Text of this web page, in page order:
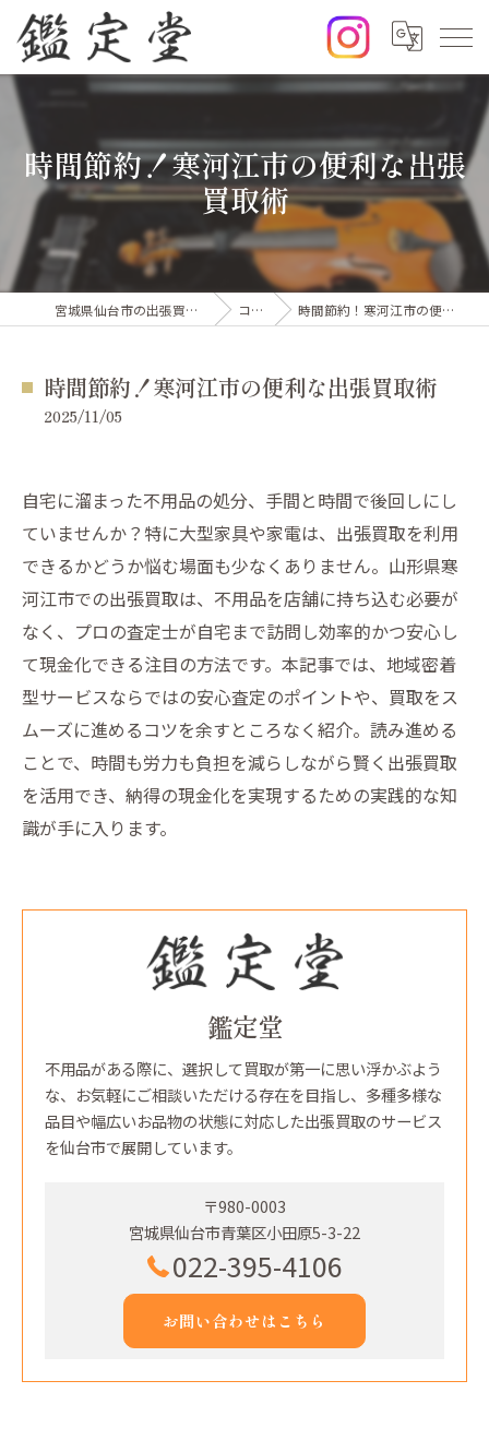
時間節約！寒河江市の便利な出張
買取術
宮城県仙台市の出張買取なら鑑定堂 コラム 時間節約！寒河江市の便利な出張買取術
時間節約！寒河江市の便利な出張買取術
2025/11/05
自宅に溜まった不用品の処分、手間と時間で後回しにし
ていませんか？特に大型家具や家電は、出張買取を利用
できるかどうか悩む場面も少なくありません。山形県寒
河江市での出張買取は、不用品を店舗に持ち込む必要が
なく、プロの査定士が自宅まで訪問し効率的かつ安心し
て現金化できる注目の方法です。本記事では、地域密着
型サービスならではの安心査定のポイントや、買取をス
ムーズに進めるコツを余すところなく紹介。読み進める
ことで、時間も労力も負担を減らしながら賢く出張買取
を活用でき、納得の現金化を実現するための実践的な知
識が手に入ります。
鑑定堂
不用品がある際に、選択して買取が第一に思い浮かぶよう
な、お気軽にご相談いただける存在を目指し、多種多様な
品目や幅広いお品物の状態に対応した出張買取のサービス
を仙台市で展開しています。
〒980-0003
宮城県仙台市青葉区小田原5-3-22
022-395-4106
お問い合わせはこちら